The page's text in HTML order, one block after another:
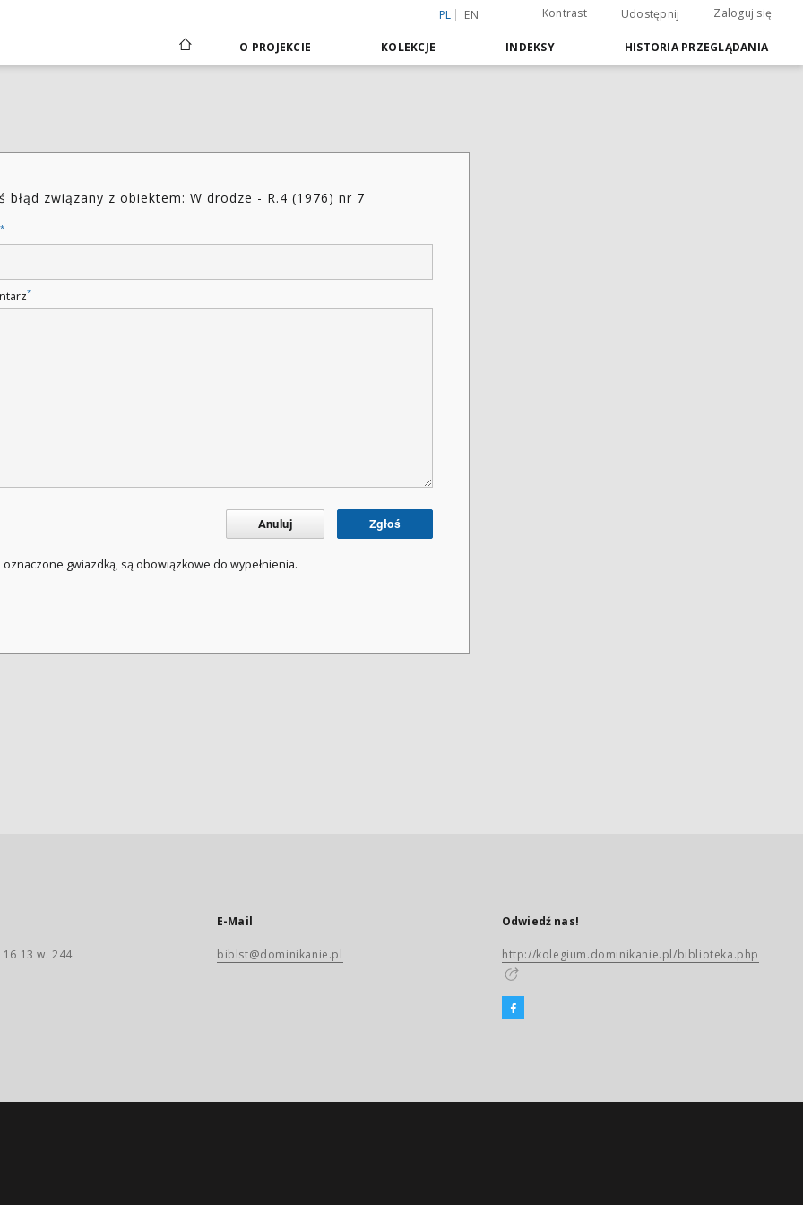
PL EN Kontrast Udostępnij Zaloguj się
O PROJEKCIE KOLEKCJE INDEKSY HISTORIA PRZEGLĄDANIA
błąd związany z obiektem: W drodze - R.4 (1976) nr 7
*
*
Anuluj Zgłoś
oznaczone gwiazdką, są obowiązkowe do wypełnienia.
13 w. 244
E-Mail
biblst@dominikanie.pl
Odwiedź nas!
http://kolegium.dominikanie.pl/biblioteka.php